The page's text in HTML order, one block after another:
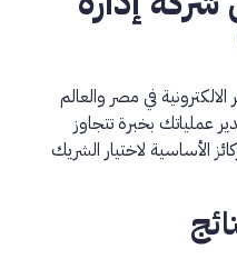
في مصر والعالم
عملياتك بخبرة تتجاوز
الأساسية لاختيار الشريك